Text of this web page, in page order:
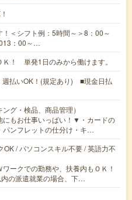
＜シフト例：5時間～＞8：00～
：00～…
Ｋ！ 単発1日のみから働けます。
払いOK！(規定あり) ■現金日払
グ・検品、商品管理）
もお仕事いっぱい！▼・カードの
パンフレットの仕分け・キ…
OK / パソコンスキル不要 / 英語力不
ークでの勤務や、扶養内もＯＫ！
の派遣就業の場合、下…